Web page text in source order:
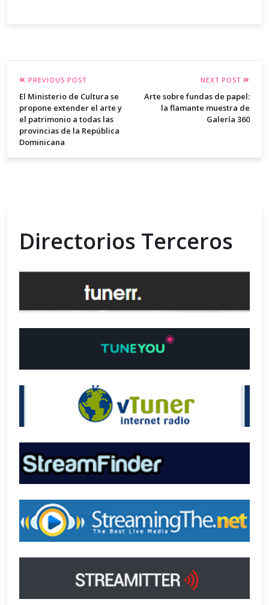
PREVIOUS POST
El Ministerio de Cultura se
propone extender el arte y
el patrimonio a todas las
provincias de la República
Dominicana
NEXT POST
Arte sobre fundas de papel:
la flamante muestra de
Galería 360
Directorios Terceros